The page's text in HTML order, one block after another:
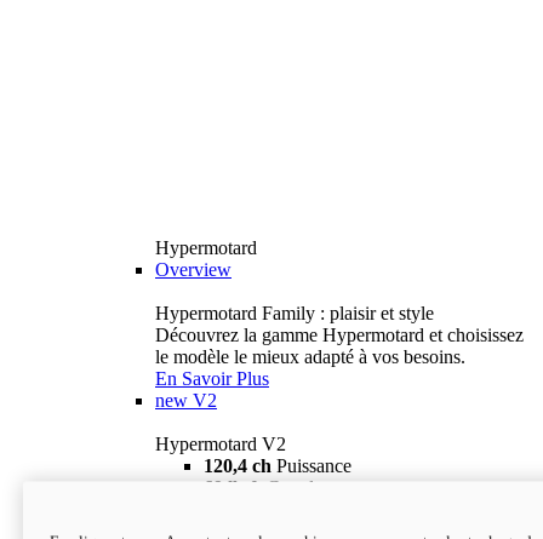
Hypermotard
Overview
Hypermotard Family : plaisir et style
Découvrez la gamme Hypermotard et choisissez
le modèle le mieux adapté à vos besoins.
En Savoir Plus
new V2
Hypermotard V2
120,4 ch Puissance
69 lb-ft
Couple
18 895 $